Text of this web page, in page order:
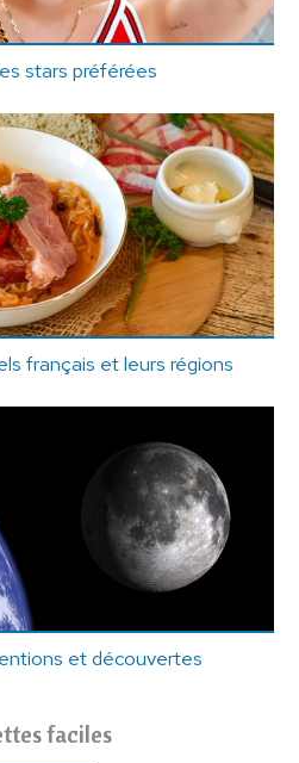
stars préférées
français et leurs régions
et découvertes
faciles